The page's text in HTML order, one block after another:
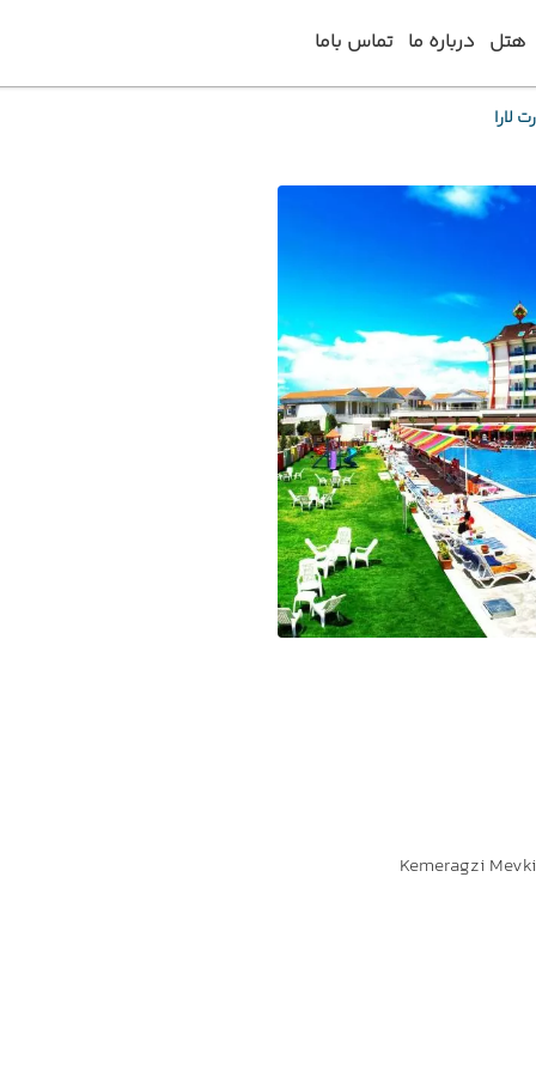
هتل درباره ما تماس باما
لارا
Kemeragzi